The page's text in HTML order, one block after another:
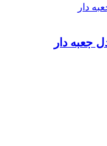
جعبه دار